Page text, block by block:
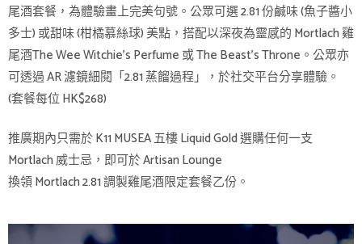
尾酒套餐，為體驗畫上完美句號。公眾可選 2.81 份鹹味 (魚子醬小
多士) 或甜味 (柑橘慕絲球) 美點，搭配以深夜為靈感的 Mortlach 雞
尾酒The Wee Witchie’s Perfume 或 The Beast’s Throne。公眾亦
可透過 AR 濾鏡細閱「2.81 蒸餾過程」，於社交平台分享體驗。
(套餐每位 HK$268)
推廣期內只需於 K11 MUSEA 五樓 Liquid Gold 選購任何一支
Mortlach 威士忌，即可於 Artisan Lounge
換領 Mortlach 2.81 調製雞尾酒限定套餐乙份。